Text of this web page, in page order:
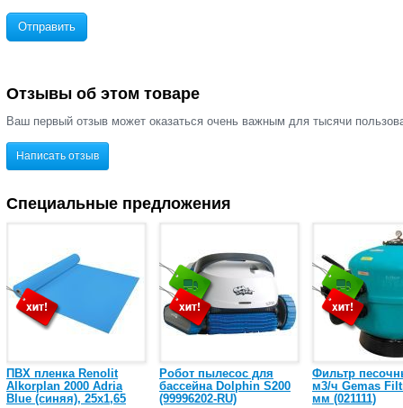
Отправить
Отзывы об этом товаре
Ваш первый отзыв может оказаться очень важным для тысячи
Написать отзыв
Специальные предложения
ПВХ пленка Renolit
Alkorplan 2000 Adria
Blue (синяя), 25х1,65
Робот пылесос для
бассейна Dolphin S200
(99996202-RU)
Фильтр
м3/ч Gemas
мм (021111)